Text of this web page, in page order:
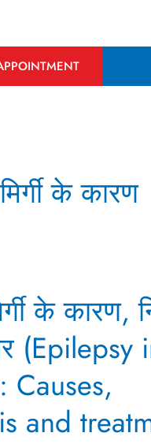
के कारण
के कारण,
(Epilepsy
Causes,
and